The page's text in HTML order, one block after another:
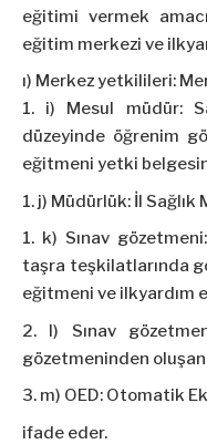
eğitimi vermek
eğitim merkezi ve
ı) Merkez yetkilileri:
i) Mesul müdür:
düzeyinde öğrenim
eğitmeni yetki
j) Müdürlük: İl Sağlık
k) Sınav
taşra teşkilatlarında
eğitmeni ve ilkyardım
l) Sınav
gözetmeninden
m) OED: Otomatik
ifade eder.